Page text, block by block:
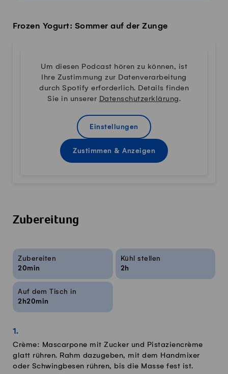
Frozen Yogurt: Sommer auf der Zunge
Um diesen Podcast hören zu können, ist
Ihre Zustimmung zur Datenverarbeitung
durch Spotify erforderlich. Details finden
Sie in unserer Datenschutzerklärung.
Einstellungen
Zustimmen & Anzeigen
Zubereitung
Rezeptinfos
Zubereiten
20min
Kühl stellen
2h
Auf dem Tisch in
2h20min
Crème: Mascarpone mit Zucker und Pistaziencrème
glatt rühren. Rahm dazugeben, mit dem Handmixer
oder Schwingbesen rühren, bis die Masse fest ist.